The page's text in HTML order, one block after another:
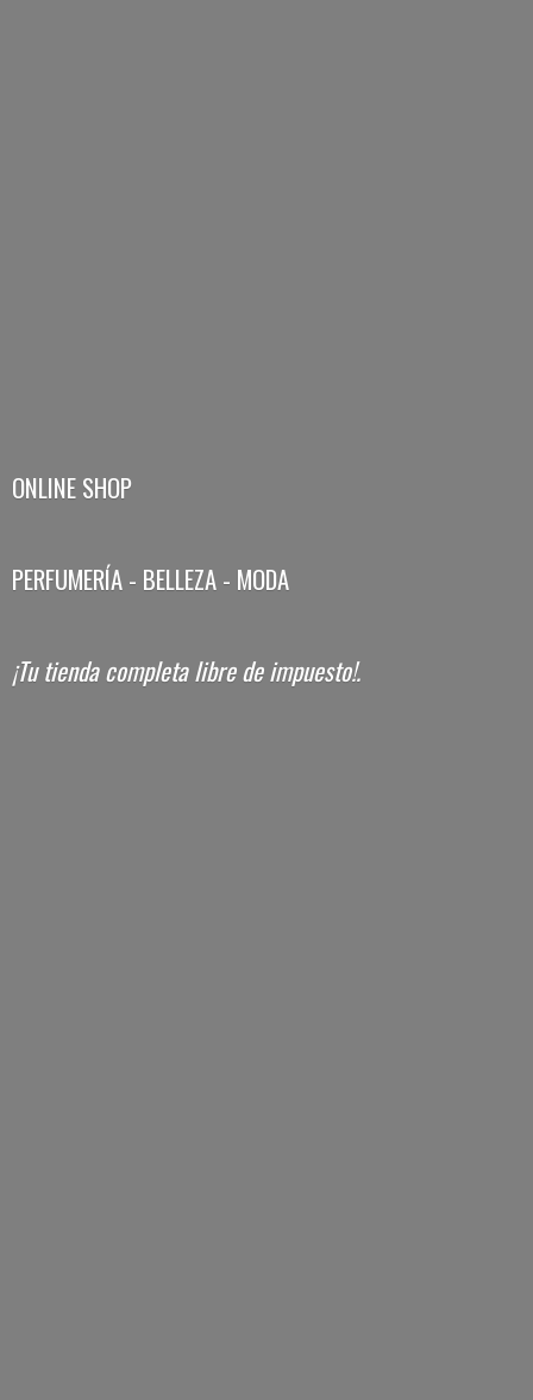
ONLINE SHOP
PERFUMERÍA - BELLEZA - MODA
¡Tu tienda completa librede impuesto!.